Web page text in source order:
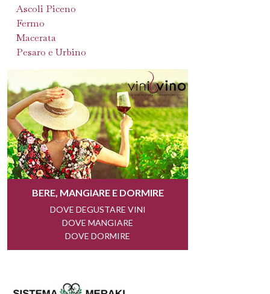
Ascoli Piceno
Fermo
Macerata
Pesaro e Urbino